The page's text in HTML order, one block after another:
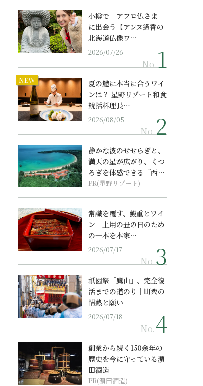
小樽で「アフロ仏さま」
に出会う【アンヌ遙香の
北海道仏像ワ…
2026/07/26
No.
NEW
夏の鱧に本当に合うワイ
ンは？ 星野リゾート和食
統括料理長…
2026/08/05
No.
静かな波のせせらぎと、
満天の星が広がり、くつ
ろぎを体感できる『西表
島ホテル by...
PR(星野リゾート)
常識を覆す、鰻重とワイ
ン｜土用の丑の日のため
の一本を本家…
2026/07/17
No.
祇園祭「鷹山」、完全復
活までの道のり｜町衆の
情熱と願い
2026/07/18
No.
創業から続く150余年の
歴史を今に守っている濵
田酒造
PR(濵田酒造)